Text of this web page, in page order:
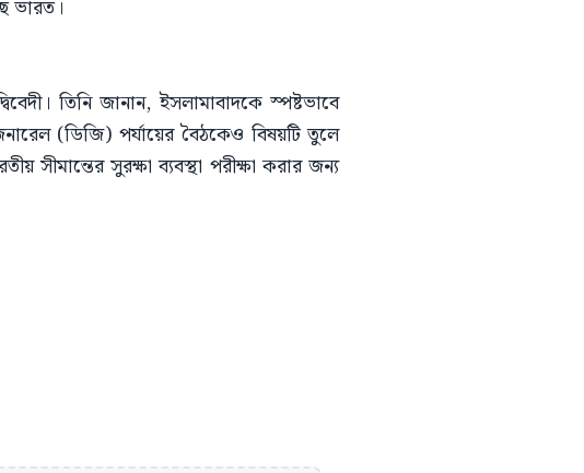
ভারত।
তিনি জানান, ইসলামাবাদকে স্পষ্টভাবে
(ডিজি) পর্যায়ের বৈঠকেও বিষয়টি তুলে
সীমান্তের সুরক্ষা ব্যবস্থা পরীক্ষা করার জন্য